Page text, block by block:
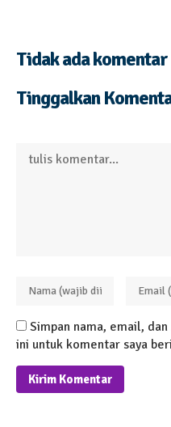
Tidak ada komentar
Tinggalkan
Simpan nama, email,
ini untuk komentar saya